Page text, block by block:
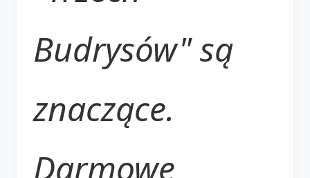
Budrysów" są
znaczące.
Darmowe